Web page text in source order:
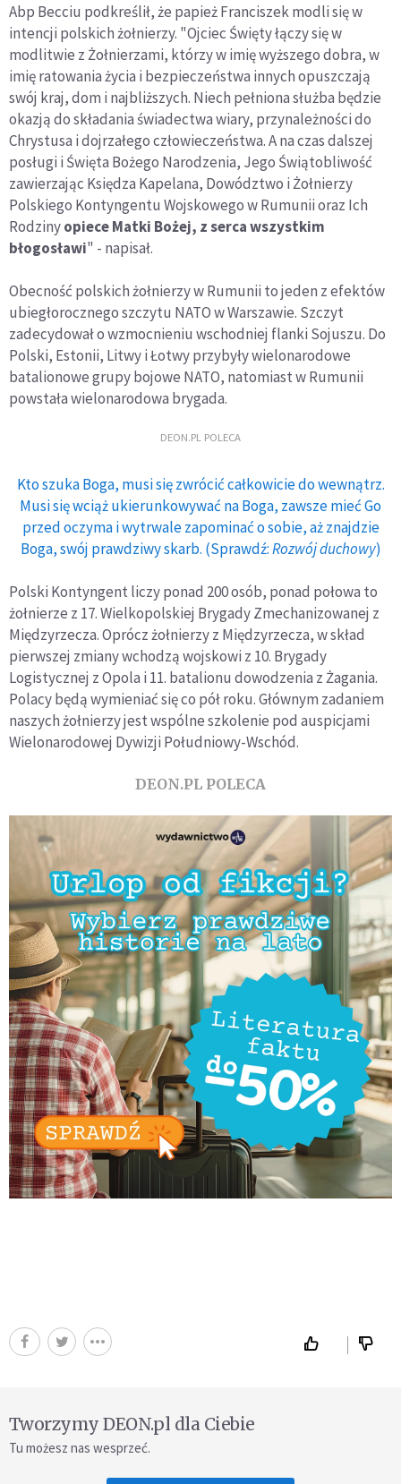
Abp Becciu podkreślił, że papież Franciszek modli się w
intencji polskich żołnierzy. "Ojciec Święty łączy się w
modlitwie z Żołnierzami, którzy w imię wyższego dobra, w
imię ratowania życia i bezpieczeństwa innych opuszczają
swój kraj, dom i najbliższych. Niech pełniona służba będzie
okazją do składania świadectwa wiary, przynależności do
Chrystusa i dojrzałego człowieczeństwa. A na czas dalszej
posługi i Święta Bożego Narodzenia, Jego Świątobliwość
zawierzając Księdza Kapelana, Dowództwo i Żołnierzy
Polskiego Kontyngentu Wojskowego w Rumunii oraz Ich
Rodzinyopiece Matki Bożej, z serca wszystkim
błogosławi" - napisał.
Obecność polskich żołnierzy w Rumunii to jeden z efektów
ubiegłorocznego szczytu NATO w Warszawie. Szczyt
zadecydował o wzmocnieniu wschodniej flanki Sojuszu. Do
Polski, Estonii, Litwy i Łotwy przybyły wielonarodowe
batalionowe grupy bojowe NATO, natomiast w Rumunii
powstała wielonarodowa brygada.
DEON.PL POLECA
Kto szuka Boga, musi się zwrócić całkowicie do wewnątrz.
Musi się wciąż ukierunkowywać na Boga, zawsze mieć Go
przed oczyma i wytrwale zapominać o sobie, aż znajdzie
Boga, swój prawdziwy skarb. (Sprawdź:Rozwój duchowy)
Polski Kontyngent liczy ponad 200 osób, ponad połowa to
żołnierze z 17. Wielkopolskiej Brygady Zmechanizowanej z
Międzyrzecza. Oprócz żołnierzy z Międzyrzecza, w skład
pierwszej zmiany wchodzą wojskowi z 10. Brygady
Logistycznej z Opola i 11. batalionu dowodzenia z Żagania.
Polacy będą wymieniać się co pół roku. Głównym zadaniem
naszych żołnierzy jest wspólne szkolenie pod auspicjami
Wielonarodowej Dywizji Południowy-Wschód.
DEON.PL POLECA
Tworzymy DEON.pl dla Ciebie
Tu możesz nas wesprzeć.